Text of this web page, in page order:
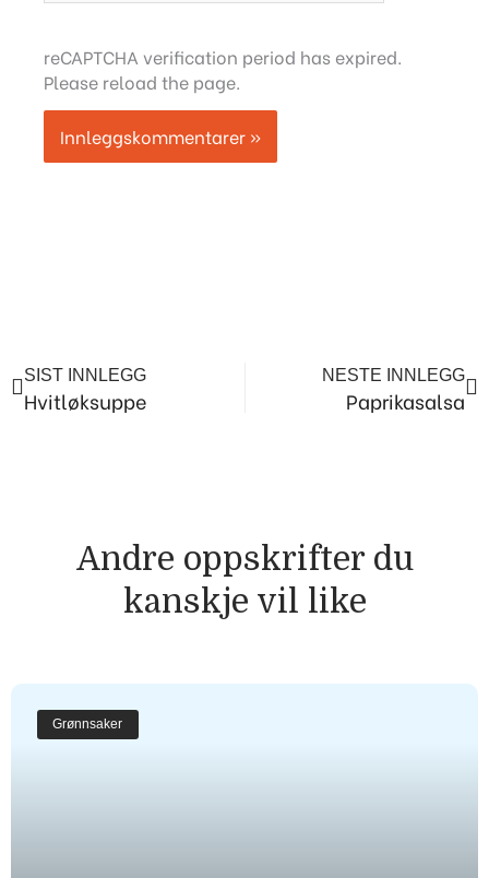
reCAPTCHA verification period has expired.
Please reload the page.
SIST INNLEGG
Hvitløksuppe
NESTE INNLEGG
Paprikasalsa
Andre oppskrifter du
kanskje vil like
Grønnsaker